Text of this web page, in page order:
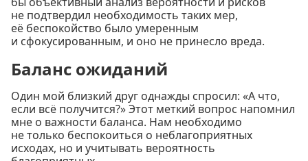
не подтвердил необходимость таких мер,
её беспокойство было умеренным
и сфокусированным, и оно не принесло вреда.
Баланс ожиданий
Один мой близкий друг однажды спросил: «А что,
если всё получится?» Этот меткий вопрос напомнил
мне о важности баланса. Нам необходимо
не только беспокоиться о неблагоприятных
исходах, но и учитывать вероятность